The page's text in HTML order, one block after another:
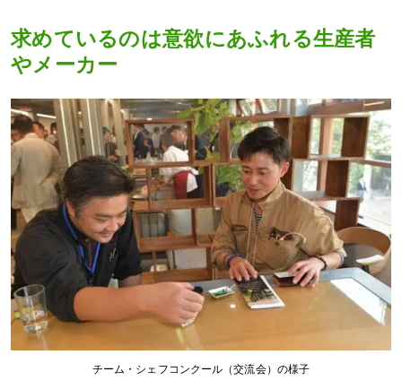
求めているのは意欲にあふれる生産者
やメーカー
チーム・シェフコンクール（交流会）の様子